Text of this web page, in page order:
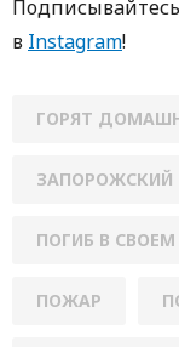
в Instagram!
ГОРЯТ
ЗАПОРОЖСКИЙ
ПОГИБ В
ПОЖАР